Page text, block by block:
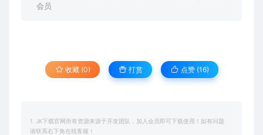
会员
收藏 (0) 打赏 点赞 (16)
1. JK下载官网所有资源来源于开发团队，加入会员即可下载使用！如有问题
请联系右下角在线客服！